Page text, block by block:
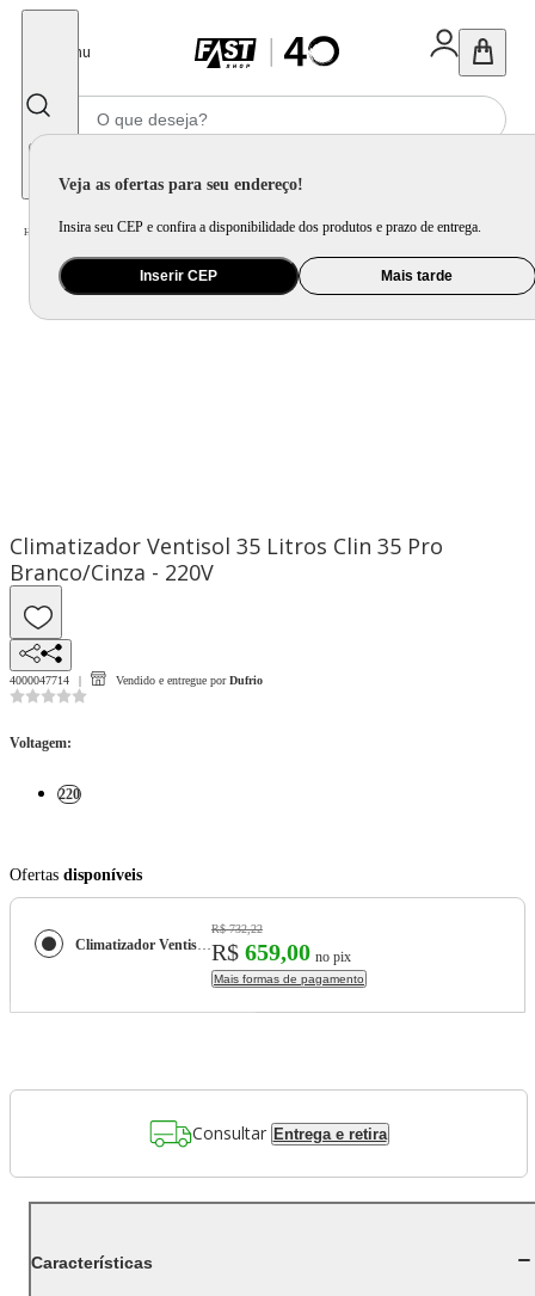
Menu
Veja as ofertas para seu endereço!
Insira seu CEP e confira a disponibilidade dos produtos e prazo de entrega.
Inserir CEP Mais tarde
Home Ar e Ventilação / Climatizador
Climatizador Ventisol 35 Litros Clin 35 Pro
Branco/Cinza - 220V
4000047714 Vendido e entregue por Dufrio
Voltagem:
220
Ofertas disponíveis
Climatizador Ventisol 35 Litros Clin 35 Pro Branco/Cinza - 220V
R$ 732,22
R$ 659,00 no pix
Mais formas de pagamento
Consultar Entrega e retira
Características